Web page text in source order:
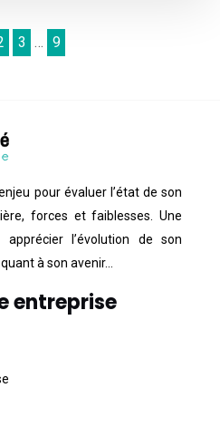
3 … 9
pour évaluer l’état de son
forces et faiblesses. Une
l’évolution de son
à son avenir…
entreprise